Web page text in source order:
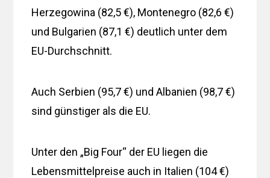
Herzegowina (82,5 €), Montenegro (82,6 €)
und Bulgarien (87,1 €) deutlich unter dem
EU-Durchschnitt.
Auch Serbien (95,7 €) und Albanien (98,7 €)
sind günstiger als die EU.
Unter den „Big Four“ der EU liegen die
Lebensmittelpreise auch in Italien (104 €)